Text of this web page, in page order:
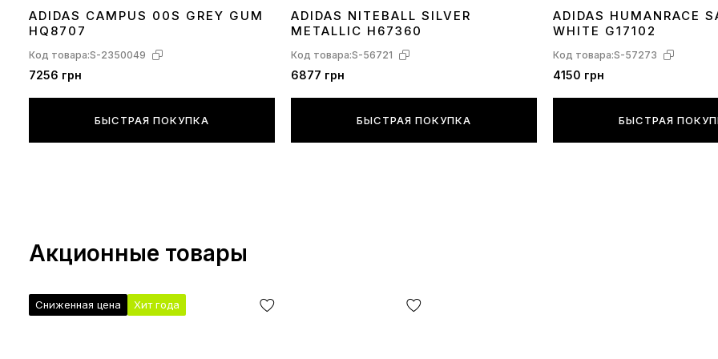
36 3738 394041 4344 45
ADIDAS CAMPUS 00S GREY GUM
HQ8707
Код товара:S-2350049
7256 грн
БЫСТРАЯ ПОКУПКА
36 3738 39 40 41 42434445
ADIDAS NITEBALL SILVER
METALLIC H67360
Код товара:S-56721
6877 грн
БЫСТРАЯ ПОКУПКА
36 3738 39 404142434445
ADIDAS HUMANRACE
WHITE G17102
Код товара:S-57273
4150 грн
БЫСТРАЯ
Акционные товары
Сниженная цена Хит года